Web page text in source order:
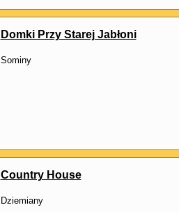
Domki Przy Starej Jabłoni
Sominy
Country House
Dziemiany